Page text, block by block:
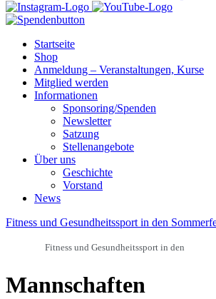
Startseite
Shop
Anmeldung – Veranstaltungen, Kurse
Mitglied werden
Informationen
Sponsoring/Spenden
Newsletter
Satzung
Stellenangebote
Über uns
Geschichte
Vorstand
News
Fitness und Gesundheitssport in den
Fitness und Gesundheitssport in den
Mannschaften